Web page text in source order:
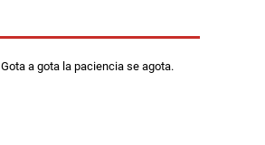
Gota a gota la paciencia se agota.